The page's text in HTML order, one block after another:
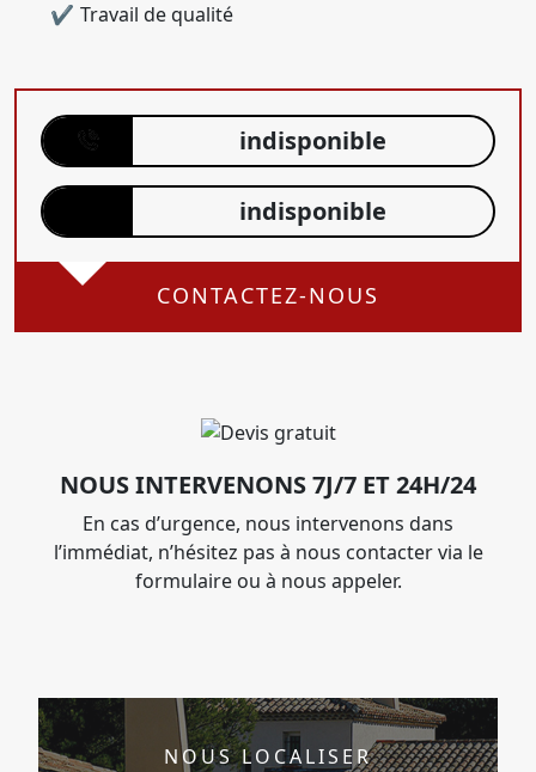
Travail de qualité
indisponible
indisponible
CONTACTEZ-NOUS
NOUS INTERVENONS 7J/7 ET 24H/24
En cas d’urgence, nous intervenons dans
l’immédiat, n’hésitez pas à nous contacter via le
formulaire ou à nous appeler.
NOUS LOCALISER